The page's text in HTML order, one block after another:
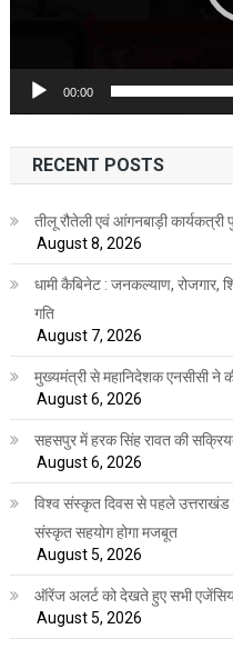
00:00
RECENT POSTS
तीलू रौतेली एवं आंगनबाड़ी कार्यकत्री
August 8, 2026
धामी कैबिनेट : जनकल्याण, रोजगार,
गति
August 7, 2026
मुख्यमंत्री से महानिदेशक एनसीसी ने
August 6, 2026
सहसपुर में हरक सिंह रावत की
August 6, 2026
विश्व संस्कृत दिवस से पहले
संस्कृत सहयोग होगा मजबूत
August 5, 2026
ऑरेंज अलर्ट को देखते हुए सभी
August 5, 2026